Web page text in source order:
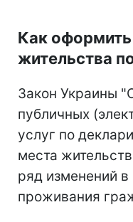
Как
жительства
Закон Украины
публичных
услуг по
места
ряд изменений
проживания